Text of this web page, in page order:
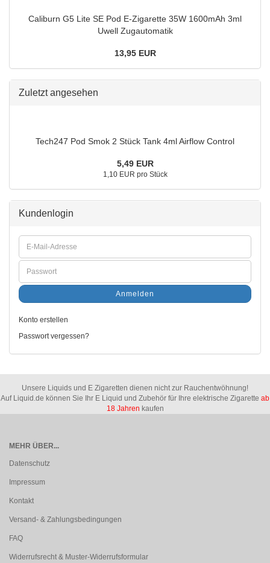
Caliburn G5 Lite SE Pod E-Zigarette 35W 1600mAh 3ml
Uwell Zugautomatik
13,95 EUR
Zuletzt angesehen
Tech247 Pod Smok 2 Stück Tank 4ml Airflow Control
5,49 EUR
1,10 EUR pro Stück
Kundenlogin
Anmelden
Konto erstellen
Passwort vergessen?
Unsere Liquids und E Zigaretten dienen nicht zur Rauchentwöhnung!
Auf Liquid.de können Sie Ihr E Liquid und Zubehör für Ihre elektrische Zigarette ab
18 Jahren kaufen
MEHR ÜBER...
Datenschutz
Impressum
Kontakt
Versand- & Zahlungsbedingungen
FAQ
Widerrufsrecht & Muster-Widerrufsformular